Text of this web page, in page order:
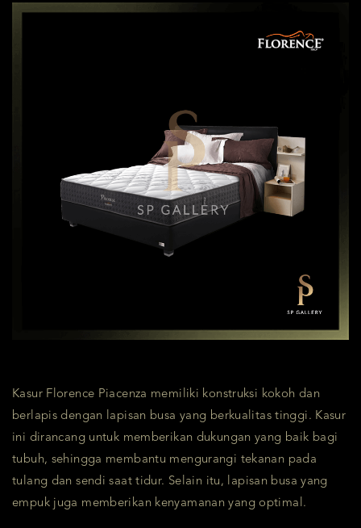
Kasur Florence Piacenza memiliki konstruksi kokoh dan
berlapis dengan lapisan busa yang berkualitas tinggi. Kasur
ini dirancang untuk memberikan dukungan yang baik bagi
tubuh, sehingga membantu mengurangi tekanan pada
tulang dan sendi saat tidur. Selain itu, lapisan busa yang
empuk juga memberikan kenyamanan yang optimal.